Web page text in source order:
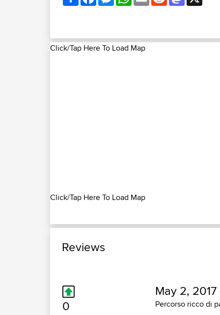
Click/Tap Here To Load Map
Click/Tap Here To Load Map
Reviews
0
May 2,
Percorso ricco di